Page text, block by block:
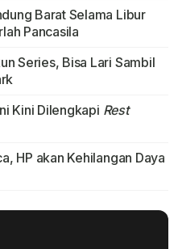
Barat Selama Libur
Pancasila
Series, Bisa Lari Sambil
Kini Dilengkapi Rest
HP akan Kehilangan Daya